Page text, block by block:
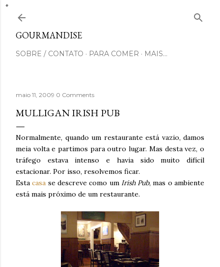
GOURMANDISE
SOBRE / CONTATO PARA COMER MAIS…
maio 11, 2009 0 Comments
MULLIGAN IRISH PUB
Normalmente, quando um restaurante está vazio, damos
meia volta e partimos para outro lugar. Mas desta vez, o
tráfego estava intenso e havia sido muito difícil
estacionar. Por isso, resolvemos ficar.
Estacasa se descreve como um Irish Pub, mas o ambiente
está mais próximo de um restaurante.